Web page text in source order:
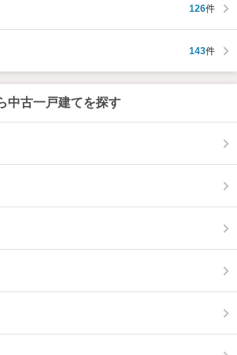
126件
143件
中古一戸建てを探す